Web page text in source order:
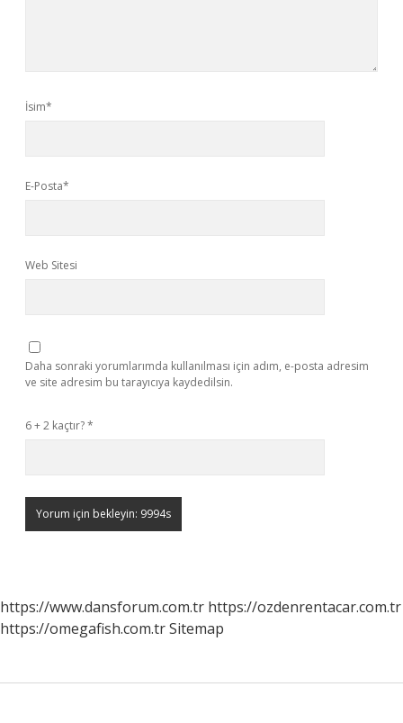
İsim*
E-Posta*
Web Sitesi
Daha sonraki yorumlarımda kullanılması için adım, e-posta adresim
ve site adresim bu tarayıcıya kaydedilsin.
6 + 2 kaçtır?*
https://www.dansforum.com.tr https://ozdenrentacar.com.tr
https://omegafish.com.trSitemap